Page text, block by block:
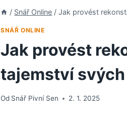
/ Snář Online / Jak provést
SNÁŘ ONLINE
Jak provést
tajemství svých
Od Snář Pivní Sen 2. 1. 2025